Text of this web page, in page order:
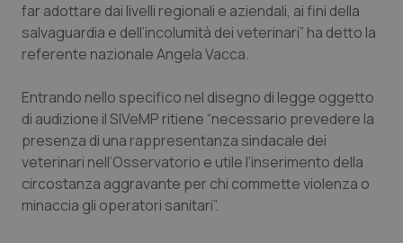
Valle D’Aosta
Oncodermatologia
Oncologia & Nutrizione
Psoriasi & pelle
Quotidiano Cardiologia
far adottare dai livelli regionali e aziendali, ai fini della
salvaguardia e dell’incolumità dei veterinari” ha detto la
referente nazionale Angela Vacca.
Entrando nello specifico nel disegno di legge oggetto
di audizione il SIVeMP ritiene “necessario prevedere la
presenza di una rappresentanza sindacale dei
veterinari nell’Osservatorio e utile l’inserimento della
circostanza aggravante per chi commette violenza o
minaccia gli operatori sanitari”.